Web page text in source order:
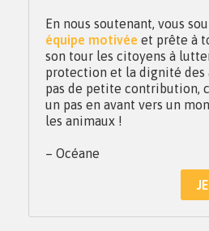
En nous soutenant, vous
équipe motivée et prête à
son tour les citoyens à
protection et la dignité des
pas de petite contribution,
un pas en avant vers un
les animaux !
– Océane